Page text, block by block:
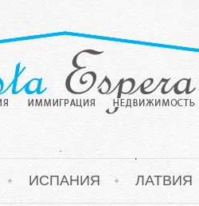
ИСПАНИЯ ЛАТВИЯ